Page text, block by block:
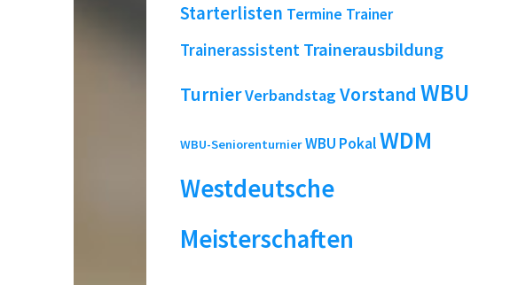
Starterlisten Termine Trainer
Trainerassistent Trainerausbildung
TurnierVerbandstag Vorstand WBU
WBU-Seniorenturnier WBU PokalWDM
Westdeutsche
Meisterschaften